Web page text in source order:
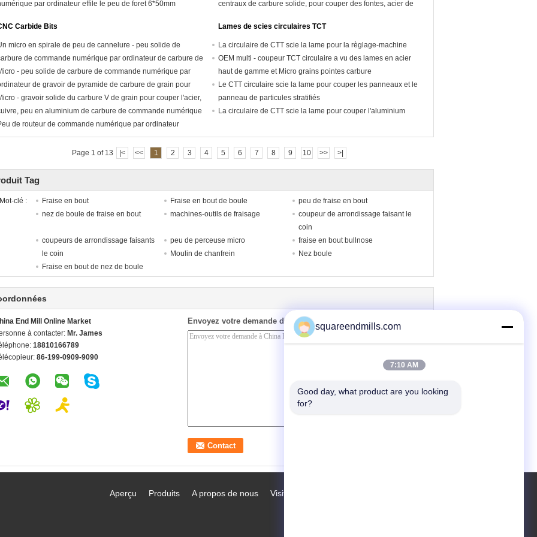
par ordinateur effile le peu de foret 6*50mm
centraux de carbure solide, pour couper des fontes, acier de
Carbide Bits
micro en spirale de peu de cannelure - peu solide de
de commande numérique par ordinateur de carbure de
pour l'alliage d'aluminium de précession
- peu solide de carbure de commande numérique par
de gravoir de pyramide de carbure de grain pour
le bois, stratifié, pierre artificielle, plastique
- gravoir solide du carbure V de grain pour couper l'acier,
peu en aluminium de carbure de commande numérique
ordinateur
de routeur de commande numérique par ordinateur
Lames de scies circulaires TCT
La circulaire de CTT scie la lame pour la règlage-machine
OEM multi - coupeur TCT circulaire a vu des lames en acier
haut de gamme et Micro grains pointes carbure
Le CTT circulaire scie la lame pour couper les panneaux et le
panneau de particules stratifiés
La circulaire de CTT scie la lame pour couper l'aluminium
Page 1 of 13 |< << 1 2 3 4 5 6 7 8 9 10 >> >|
Tag
Mot-clé : Fraise en bout Fraise en bout de boule
peu de fraise en bout
nez de boule de fraise en bout
machines-outils de fraisage
coupeur de arrondissage faisant le
coin
coupeurs de arrondissage faisants
le coin
peu de perceuse micro
fraise en bout bullnose
Moulin de chanfrein
Nez boule
Fraise en bout de nez de boule
End Mill Online Market
à contacter: Mr. James
18810166789
86-199-0909-9090
Envoyez votre demande directement à nous
Visite d'usine
A propos de nous
Produits
Aperçu
squareendmills.com
7:10 AM
Good day, what product are you looking
for?